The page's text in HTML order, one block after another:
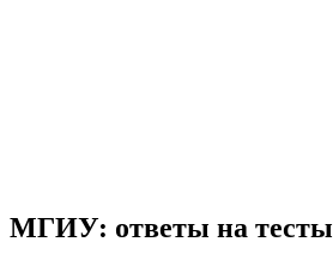
МГИУ: ответы на тесты